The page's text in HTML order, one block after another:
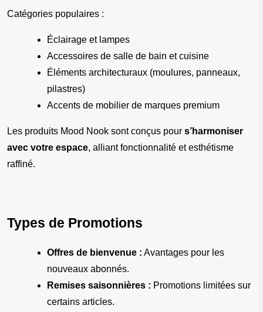
Catégories populaires :
Éclairage et lampes
Accessoires de salle de bain et cuisine
Éléments architecturaux (moulures, panneaux,
pilastres)
Accents de mobilier de marques premium
Les produits Mood Nook sont conçus pour s’harmoniser
avec votre espace, alliant fonctionnalité et esthétisme
raffiné.
Types de Promotions
Offres de bienvenue : Avantages pour les
nouveaux abonnés.
Remises saisonnières : Promotions limitées sur
certains articles.